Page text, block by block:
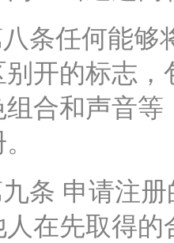
任何能够
开的标志
合和声音
申请注册
在先取得